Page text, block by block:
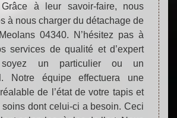
Grâce à leur savoir-faire, nous
à nous charger du détachage de
04340. N’hésitez pas à
services de qualité et d’expert
un particulier ou un
Notre équipe effectuera une
de l’état de votre tapis et
soins dont celui-ci a besoin. Ceci